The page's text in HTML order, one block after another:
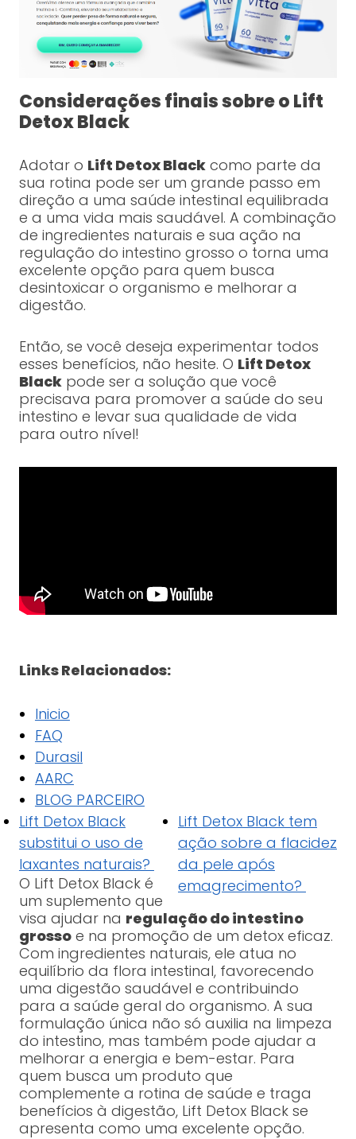
Considerações finais sobre o Lift
Detox Black
Adotar o Lift Detox Blackcomo parte da
sua rotina pode ser um grande passo em
direção a uma saúde intestinal equilibrada
e a uma vida mais saudável. A combinação
de ingredientes naturais e sua ação na
regulação do intestino grosso o torna uma
excelente opção para quem busca
desintoxicar o organismo e melhorar a
digestão.
Então, se você deseja experimentar todos
esses benefícios, não hesite. O Lift Detox
Blackpode ser a solução que você
precisava para promover a saúde do seu
intestino e levar sua qualidade de vida
para outro nível!
Links Relacionados:
Inicio
FAQ
Durasil
AARC
BLOG PARCEIRO
Lift Detox Black
substitui o uso de
laxantes naturais?
Lift Detox Black tem
ação sobre a flacidez
da pele após
emagrecimento?
O Lift Detox Black é
um suplemento que
visa ajudar na regulação do intestino
grossoe na promoção de um detox eficaz.
Com ingredientes naturais, ele atua no
equilíbrio da flora intestinal, favorecendo
uma digestão saudável e contribuindo
para a saúde geral do organismo. A sua
formulação única não só auxilia na limpeza
do intestino, mas também pode ajudar a
melhorar a energia e bem-estar. Para
quem busca um produto que
complemente a rotina de saúde e traga
benefícios à digestão, Lift Detox Black se
apresenta como uma excelente opção.